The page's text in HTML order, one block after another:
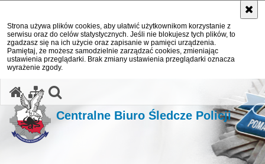
Strona używa plików cookies, aby ułatwić użytkownikom korzystanie z
serwisu oraz do celów statystycznych. Jeśli nie blokujesz tych plików, to
zgadzasz się na ich użycie oraz zapisanie w pamięci urządzenia.
Pamiętaj, że możesz samodzielnie zarządzać cookies, zmieniając
ustawienia przeglądarki. Brak zmiany ustawienia przeglądarki oznacza
wyrażenie zgody.
Centralne Biuro Śledcze Policji